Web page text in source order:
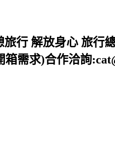
行 解放身心 旅行
需求)合作洽詢